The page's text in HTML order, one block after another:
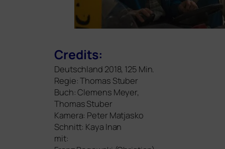
Credits:
Deutschland 2018, 125 Min.
Regie: Thomas Stuber
Buch: Clemens Meyer,
Thomas Stuber
Kamera: Peter Matjasko
Schnitt: Kaya Inan
mit: